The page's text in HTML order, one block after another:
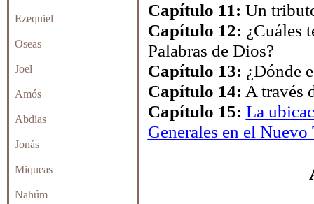
Ezequiel
Oseas
Joel
Amós
Abdías
Jonás
Miqueas
Nahúm
Capítulo 11: Un
Capítulo 12: ¿Cuáles
Palabras de Dios?
Capítulo 13: ¿Dónde
Capítulo 14: A través
Capítulo 15: La
Generales en el Nuevo